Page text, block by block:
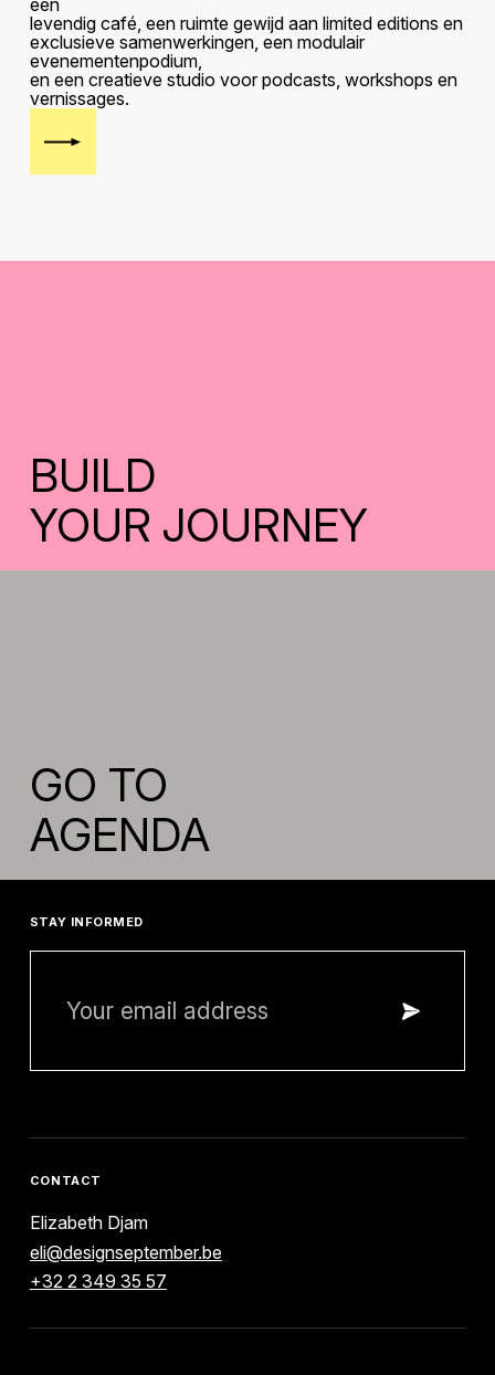
een
levendig café, een ruimte gewijd aan limited editions en
exclusieve samenwerkingen, een modulair
evenementenpodium,
en een creatieve studio voor podcasts, workshops en
vernissages.
BUILD
YOUR JOURNEY
GO TO
AGENDA
STAY INFORMED
CONTACT
Elizabeth Djam
eli@designseptember.be
+32 2 349 35 57